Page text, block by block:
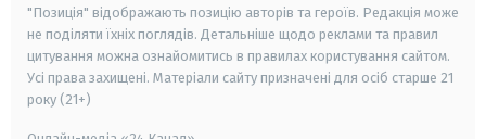
"Позиція" відображають позицію авторів та героїв. Редакція може
не поділяти їхніх поглядів. Детальніше щодо реклами та правил
цитування можна ознайомитись в правилах користування сайтом.
Усі права захищені. Матеріали сайту призначені для осіб старше 21
року (21+)